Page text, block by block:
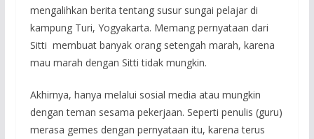
mengalihkan berita tentang susur sungai pelajar di
kampung Turi, Yogyakarta. Memang pernyataan dari
Sitti membuat banyak orang setengah marah, karena
mau marah dengan Sitti tidak mungkin.
Akhirnya, hanya melalui sosial media atau mungkin
dengan teman sesama pekerjaan. Seperti penulis (guru)
merasa gemes dengan pernyataan itu, karena terus